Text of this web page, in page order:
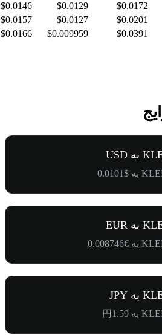
$0.0172
$0.0129
$0.0146
$0.0201
$0.0127
$0.0157
$0.0391
$0.009959
$0.0166